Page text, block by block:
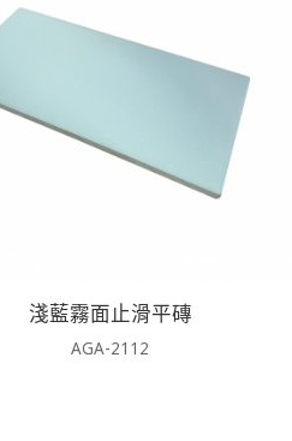
淺藍霧面止滑平磚
AGA-2112